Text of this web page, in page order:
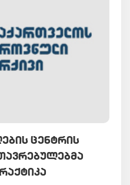
ᲪᲔᲜᲢᲠᲘᲡ